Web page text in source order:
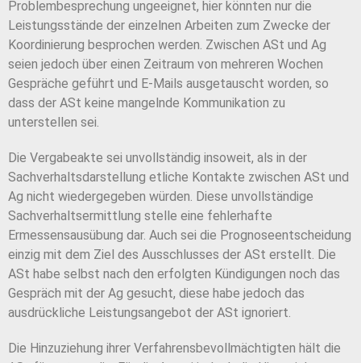
Problembesprechung ungeeignet, hier könnten nur die
Leistungsstände der einzelnen Arbeiten zum Zwecke der
Koordinierung besprochen werden. Zwischen ASt und Ag
seien jedoch über einen Zeitraum von mehreren Wochen
Gespräche geführt und E-Mails ausgetauscht worden, so
dass der ASt keine mangelnde Kommunikation zu
unterstellen sei.
Die Vergabeakte sei unvollständig insoweit, als in der
Sachverhaltsdarstellung etliche Kontakte zwischen ASt und
Ag nicht wiedergegeben würden. Diese unvollständige
Sachverhaltsermittlung stelle eine fehlerhafte
Ermessensausübung dar. Auch sei die Prognoseentscheidung
einzig mit dem Ziel des Ausschlusses der ASt erstellt. Die
ASt habe selbst nach den erfolgten Kündigungen noch das
Gespräch mit der Ag gesucht, diese habe jedoch das
ausdrückliche Leistungsangebot der ASt ignoriert.
Die Hinzuziehung ihrer Verfahrensbevollmächtigten hält die